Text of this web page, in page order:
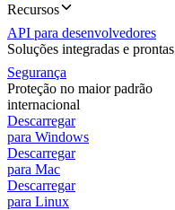
Recursos
API para desenvolvedores
Soluções integradas e prontas
Segurança
Proteção no maior padrão
internacional
Descarregar
para Windows
Descarregar
para Mac
Descarregar
para Linux